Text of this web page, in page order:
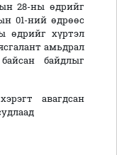
28-ны өдрийг
01-ний өдрөөс
өдрийг хүртэл
амьдрал
байдлыг
авагдсан